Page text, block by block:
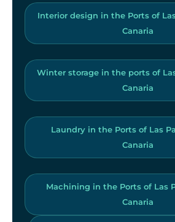
Interior design in the Ports of
Canaria
Winter storage in the ports of
Canaria
Laundry in the Ports of Las
Canaria
Machining in the Ports of Las
Canaria